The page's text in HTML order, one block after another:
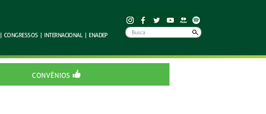
| CONGRESSOS | INTERNACIONAL | ENADEP
CONVÊNIOS